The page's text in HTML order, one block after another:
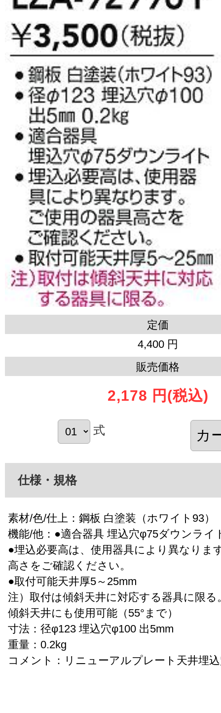
定価
4,400 円
販売価格
2,178 円 (税込)
式
仕様・規格
素材/色/仕上：鋼板 白塗装（ホワイト93）
機能/他：●適合器具 埋込穴φ75ダウンライ
●埋込必要高は、使用器具により異なりま
高さをご確認ください。
●取付可能天井厚5～25mm
注）取付は傾斜天井に対応する器具に限る
傾斜天井にも使用可能（55°まで）
寸法：径φ123 埋込穴φ100 出5mm
重量：0.2kg
コメント：リニューアルプレート天井埋